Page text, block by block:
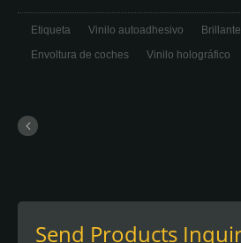
Etiqueta Vinilo autoadhesivo Brillante
Envoltura de coches Vinilo holográfico